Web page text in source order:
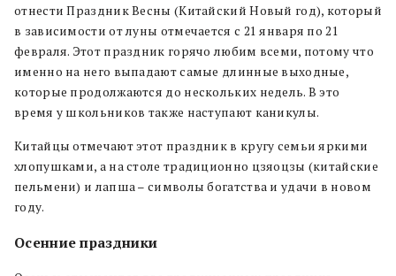
отнести Праздник Весны (Китайский Новый год), который
в зависимости от луны отмечается с 21 января по 21
февраля. Этот праздник горячо любим всеми, потому что
именно на него выпадают самые длинные выходные,
которые продолжаются до нескольких недель. В это
время у школьников также наступают каникулы.
Китайцы отмечают этот праздник в кругу семьи яркими
хлопушками, а на столе традиционно цзяоцзы (китайские
пельмени) и лапша – символы богатства и удачи в новом
году.
Осенние праздники